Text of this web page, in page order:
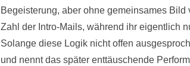
Begeisterung, aber ohne gemeinsames
Zahl der Intro-Mails, während ihr eigentlich
Solange diese Logik nicht offen
und nennt das später enttäuschende